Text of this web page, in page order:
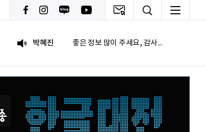
이태이
박혜진 좋은 정보 많이 주세요, 감사합니다!
이재헌 파이팅!
조현기 안녕하세요. 잘 부탁드립니다. 열심히 하겠습니다. 많은 관심 부탁드립니다.